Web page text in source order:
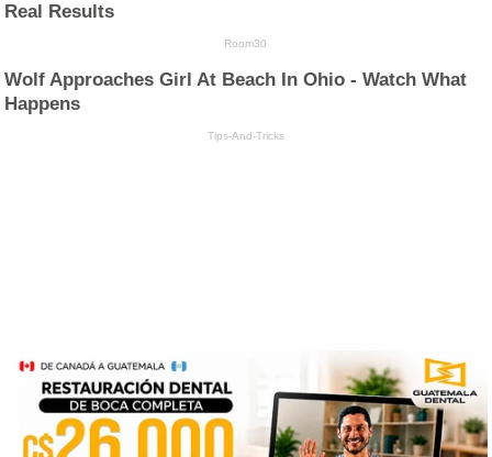
Real Results
Room30
Wolf Approaches Girl At Beach In Ohio - Watch What
Happens
Tips-And-Tricks